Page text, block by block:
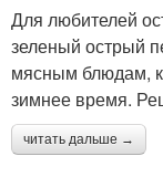
Для любителей
зеленый острый
мясным блюдам,
зимнее время.
читать дальше →